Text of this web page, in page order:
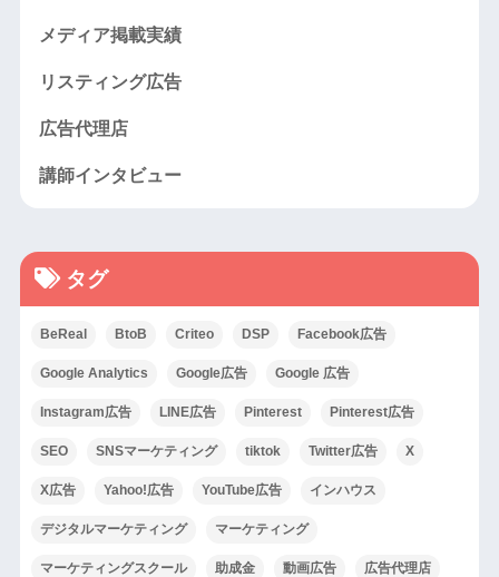
メディア掲載実績
リスティング広告
広告代理店
講師インタビュー
タグ
BeReal BtoB Criteo DSP Facebook広告
Google Analytics Google広告 Google 広告
Instagram広告 LINE広告 Pinterest Pinterest広告
SEO SNSマーケティング tiktok Twitter広告 X
X広告 Yahoo!広告 YouTube広告 インハウス
デジタルマーケティング マーケティング
マーケティングスクール 助成金 動画広告 広告代理店